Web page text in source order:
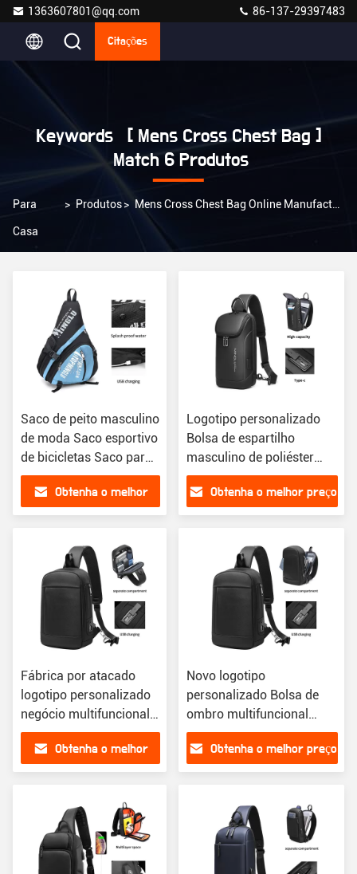
1363607801@qq.com 86-137-29397483
Citações
Keywords [ Mens Cross Chest Bag ]
Match 6 Produtos
Para
Casa
> Produtos > Mens Cross Chest Bag Online Manufacturer
Saco de peito masculino
de moda Saco esportivo
de bicicletas Saco para
estudantes OEM/ODM
Obtenha o melhor
Logotipo personalizado
Bolsa de espartilho
masculino de poliéster
Corpo cruzado com
carregamento por USB
Obtenha o melhor preço
Fábrica por atacado
logotipo personalizado
negócio multifuncional
impermeável anti roubo
bolsa de espartilho
bolsa de peito
Obtenha o melhor
Novo logotipo
personalizado Bolsa de
ombro multifuncional
impermeável anti-roubo
bolso de peito bolso
masculino
Obtenha o melhor preço